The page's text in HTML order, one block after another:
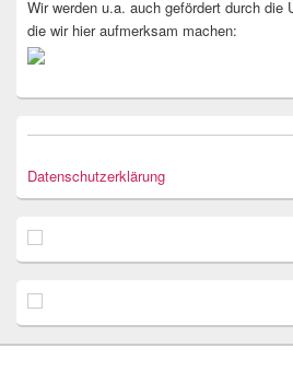
Wir werden u.a. auch gefördert durch die
die wir hier aufmerksam machen:
Datenschutzerklärung